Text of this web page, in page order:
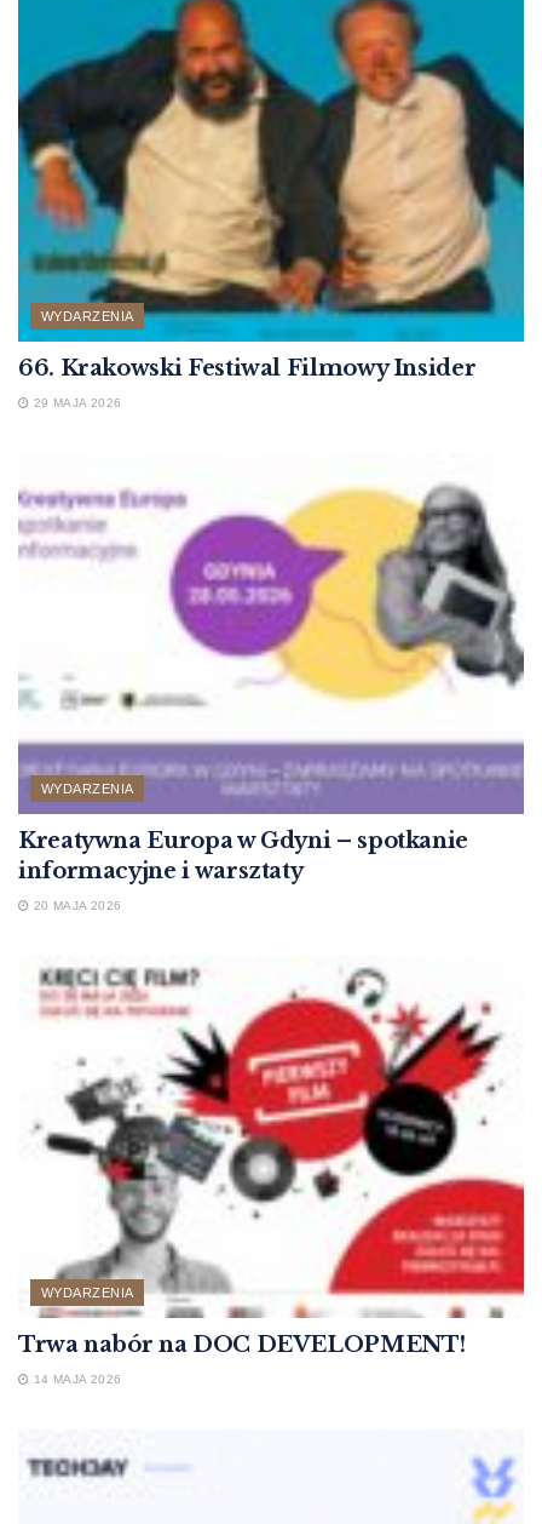
WYDARZENIA
66. Krakowski Festiwal Filmowy Insider
29 MAJA 2026
WYDARZENIA
Kreatywna Europa w Gdyni – spotkanie
informacyjne i warsztaty
20 MAJA 2026
WYDARZENIA
Trwa nabór na DOC DEVELOPMENT!
14 MAJA 2026